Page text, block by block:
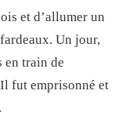
et d’allumer un
Un jour,
en train de
fut emprisonné et